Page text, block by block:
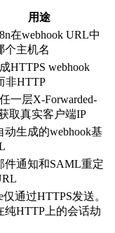
用途
在webhook URL中
个主机名
HTTPS webhook
非HTTP
一层X-Forwarded-
取真实客户端IP
动生成的webhook基
件通知和SAML重定
仅通过HTTPS发送。
纯HTTP上的会话劫